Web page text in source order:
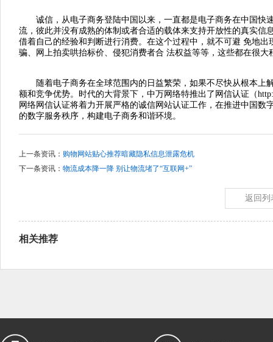
诚信，从电子商务登陆中国以来，一直都是电子商务在中国快
流，彼此并没有成熟的体制或者合适的载体来支持开放性的真实
借着自己的经验和判断进行消费。在这个过程中，就不可避 免地
骗、网上拍卖哄抬标价、侵犯消费者合 法权益等等，这些都在很
随着电子商务在全球范围内的日益繁荣，如果不尽快从根本上
额和竞争优势。时代的大背景下，中万网络特推出了网信认证（
网络网信认证将着力开展严格的诚信网站认证工作，在推进中国
的数字服务秩序，构建电子商务和谐环境。
上一条资讯： 购物网站贴心推荐暗藏隐私信息泄露危机
下一条资讯： 物流成本降一降 别让物流堵了“互联网+”
返回列
相关推荐